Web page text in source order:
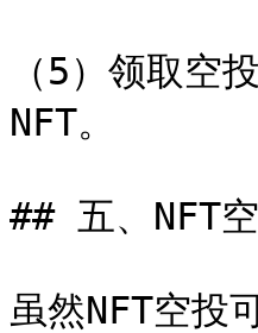
（5）领取空
NFT。
## 五、NFT
虽然NFT空投